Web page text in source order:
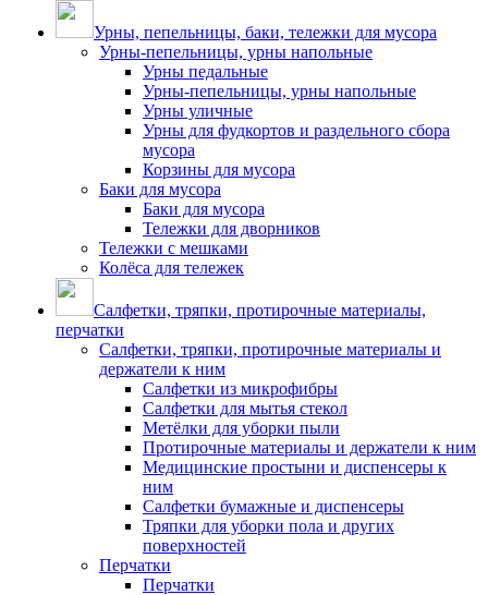
Урны, пепельницы, баки, тележки для мусора
Урны-пепельницы, урны напольные
Урны педальные
Урны-пепельницы, урны напольные
Урны уличные
Урны для фудкортов и раздельного сбора
мусора
Корзины для мусора
Баки для мусора
Баки для мусора
Тележки для дворников
Тележки с мешками
Колёса для тележек
Салфетки, тряпки, протирочные материалы,
перчатки
Салфетки, тряпки, протирочные материалы и
держатели к ним
Салфетки из микрофибры
Салфетки для мытья стекол
Метёлки для уборки пыли
Протирочные материалы и держатели к ним
Медицинские простыни и диспенсеры к
ним
Салфетки бумажные и диспенсеры
Тряпки для уборки пола и других
поверхностей
Перчатки
Перчатки